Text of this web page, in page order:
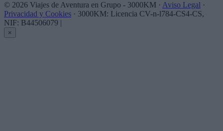
© 2026 Viajes de Aventura en Grupo - 3000KM · Aviso Legal ·
Privacidad y Cookies · 3000KM: Licencia CV-n-l784-CS4-CS,
NIF: B44506079 |
×